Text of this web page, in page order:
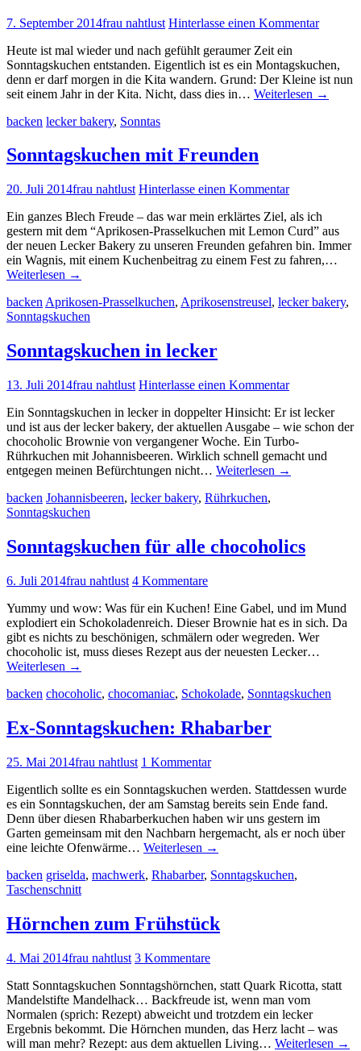
7. September 2014frau nahtlust Hinterlasse einen Kommentar
Heute ist mal wieder und nach gefühlt geraumer Zeit ein
Sonntagskuchen entstanden. Eigentlich ist es ein Montagskuchen,
denn er darf morgen in die Kita wandern. Grund: Der Kleine ist nun
seit einem Jahr in der Kita. Nicht, dass dies in… Weiterlesen →
backen lecker bakery, Sonntas
Sonntagskuchen mit Freunden
20. Juli 2014frau nahtlust Hinterlasse einen Kommentar
Ein ganzes Blech Freude – das war mein erklärtes Ziel, als ich
gestern mit dem “Aprikosen-Prasselkuchen mit Lemon Curd” aus
der neuen Lecker Bakery zu unseren Freunden gefahren bin. Immer
ein Wagnis, mit einem Kuchenbeitrag zu einem Fest zu fahren,…
Weiterlesen →
backen Aprikosen-Prasselkuchen, Aprikosenstreusel, lecker bakery,
Sonntagskuchen
Sonntagskuchen in lecker
13. Juli 2014frau nahtlust Hinterlasse einen Kommentar
Ein Sonntagskuchen in lecker in doppelter Hinsicht: Er ist lecker
und ist aus der lecker bakery, der aktuellen Ausgabe – wie schon der
chocoholic Brownie von vergangener Woche. Ein Turbo-
Rührkuchen mit Johannisbeeren. Wirklich schnell gemacht und
entgegen meinen Befürchtungen nicht… Weiterlesen →
backen Johannisbeeren, lecker bakery, Rührkuchen,
Sonntagskuchen
Sonntagskuchen für alle chocoholics
6. Juli 2014frau nahtlust 4 Kommentare
Yummy und wow: Was für ein Kuchen! Eine Gabel, und im Mund
explodiert ein Schokoladenreich. Dieser Brownie hat es in sich. Da
gibt es nichts zu beschönigen, schmälern oder wegreden. Wer
chocoholic ist, muss dieses Rezept aus der neuesten Lecker…
Weiterlesen →
backen chocoholic, chocomaniac, Schokolade, Sonntagskuchen
Ex-Sonntagskuchen: Rhabarber
25. Mai 2014frau nahtlust 1 Kommentar
Eigentlich sollte es ein Sonntagskuchen werden. Stattdessen wurde
es ein Sonntagskuchen, der am Samstag bereits sein Ende fand.
Denn über diesen Rhabarberkuchen haben wir uns gestern im
Garten gemeinsam mit den Nachbarn hergemacht, als er noch über
eine leichte Ofenwärme… Weiterlesen →
backen griselda, machwerk, Rhabarber, Sonntagskuchen,
Taschenschnitt
Hörnchen zum Frühstück
4. Mai 2014frau nahtlust 3 Kommentare
Statt Sonntagskuchen Sonntagshörnchen, statt Quark Ricotta, statt
Mandelstifte Mandelhack… Backfreude ist, wenn man vom
Normalen (sprich: Rezept) abweicht und trotzdem ein lecker
Ergebnis bekommt. Die Hörnchen munden, das Herz lacht – was
will man mehr? Rezept: aus dem aktuellen Living… Weiterlesen →